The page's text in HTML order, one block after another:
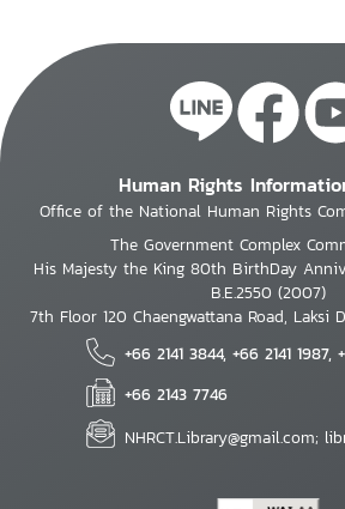
Human Rights
Office of the National Human Rights
The Government Complex
His Majesty the King 80th BirthDay
B.E.2550 (2007)
7th Floor 120 Chaengwattana Road, Laksi
+66 2141 3844, +66 2141 1987,
+66 2143 7746
NHRCT.Library@gmail.com;